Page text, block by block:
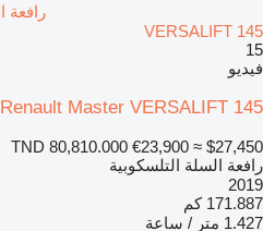
VERSALIFT 145
15
فيديو
Renault Master VERSALIFT 145
TND 80,810.000 €23,900 ≈ $27,450
رافعة السلة التلسكوبية
2019
171.887 كم
1.427 متر / ساعة